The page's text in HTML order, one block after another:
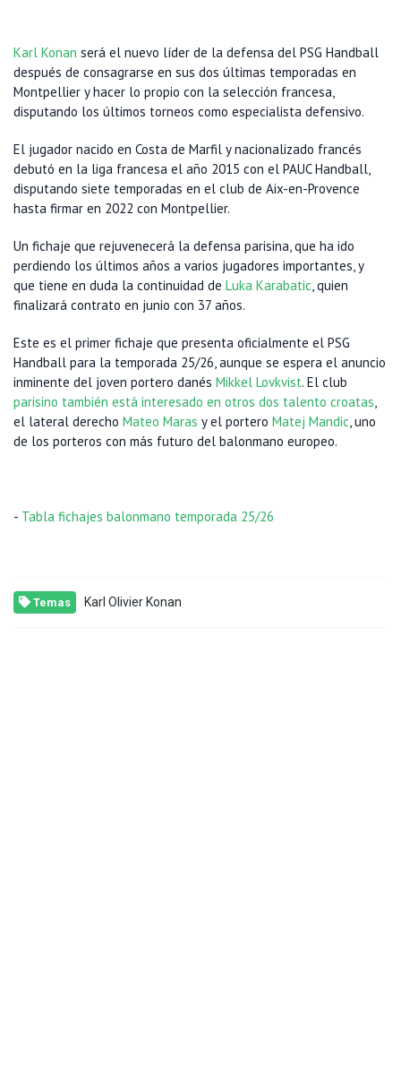
Karl Konan será el nuevo líder de la defensa del PSG Handball
después de consagrarse en sus dos últimas temporadas en
Montpellier y hacer lo propio con la selección francesa,
disputando los últimos torneos como especialista defensivo.
El jugador nacido en Costa de Marfil y nacionalizado francés
debutó en la liga francesa el año 2015 con el PAUC Handball,
disputando siete temporadas en el club de Aix-en-Provence
hasta firmar en 2022 con Montpellier.
Un fichaje que rejuvenecerá la defensa parisina, que ha ido
perdiendo los últimos años a varios jugadores importantes, y
que tiene en duda la continuidad de Luka Karabatic, quien
finalizará contrato en junio con 37 años.
Este es el primer fichaje que presenta oficialmente el PSG
Handball para la temporada 25/26, aunque se espera el anuncio
inminente del joven portero danés Mikkel Lovkvist. El club
parisino también está interesado en otros dos talento croatas,
el lateral derecho Mateo Maras y el portero Matej Mandic, uno
de los porteros con más futuro del balonmano europeo.
- Tabla fichajes balonmano temporada 25/26
Temas Karl Olivier Konan